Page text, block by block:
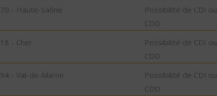
70 - Haute-Saône
Possibilité de CDI ou
CDD
18 - Cher
Possibilité de CDI ou
CDD
94 - Val-de-Marne
Possibilité de CDI ou
CDD